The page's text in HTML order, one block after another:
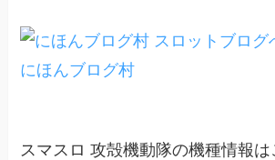
にほんブログ村
スマスロ 攻殻機動隊の機種情報は